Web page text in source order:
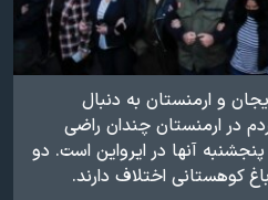
و ارمنستان به دنبال
در ارمنستان چندان راضی
آنها در ایرواین است. دو
کوهستانی اختلاف دارند.